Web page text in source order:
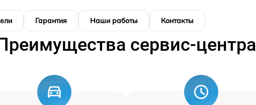
Гарантия Наши работы Контакты
сервис-центра